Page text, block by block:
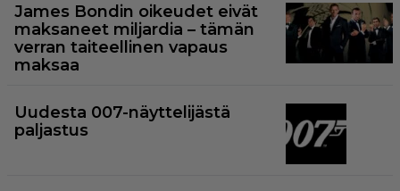
James Bondin oikeudet eivät
maksaneet miljardia – tämän
verran taiteellinen vapaus
maksaa
Uudesta 007-näyttelijästä
paljastus